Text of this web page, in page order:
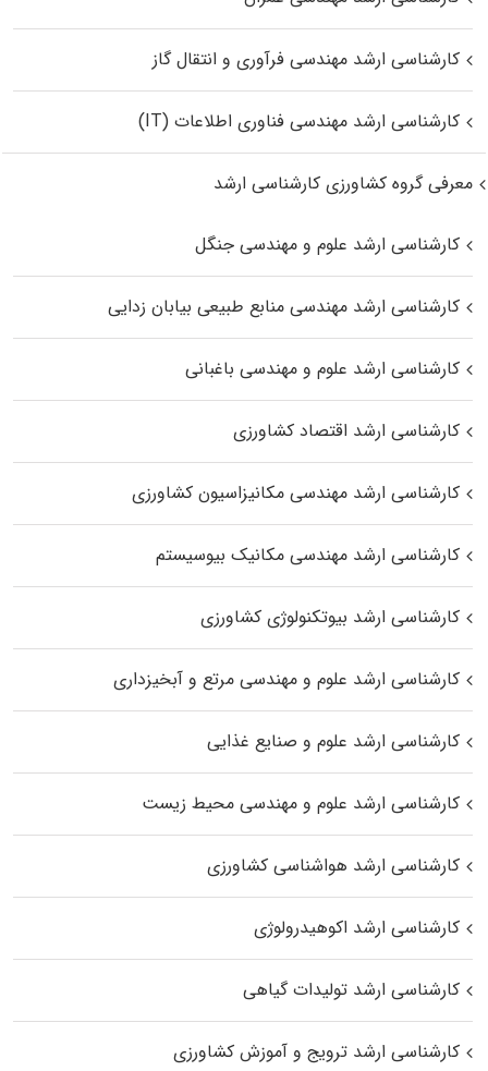
کارشناسی ارشد مهندسی فرآوری و انتقال گاز
کارشناسی ارشد مهندسی فناوری اطلاعات (IT)
معرفی گروه کشاورزی کارشناسی ارشد
کارشناسی ارشد علوم و مهندسی جنگل
کارشناسی ارشد مهندسی منابع طبیعی بیابان زدایی
کارشناسی ارشد علوم و مهندسی باغبانی
کارشناسی ارشد اقتصاد کشاورزی
کارشناسی ارشد مهندسی مکانیزاسیون کشاورزی
کارشناسی ارشد مهندسی مکانیک بیوسیستم
کارشناسی ارشد بیوتکنولوژی کشاورزی
کارشناسی ارشد علوم و مهندسی مرتع و آبخیزداری
کارشناسی ارشد علوم و صنایع غذایی
کارشناسی ارشد علوم و مهندسی محیط زیست
کارشناسی ارشد هواشناسی کشاورزی
کارشناسی ارشد اکوهیدرولوژی
کارشناسی ارشد تولیدات گیاهی
کارشناسی ارشد ترویج و آموزش کشاورزی